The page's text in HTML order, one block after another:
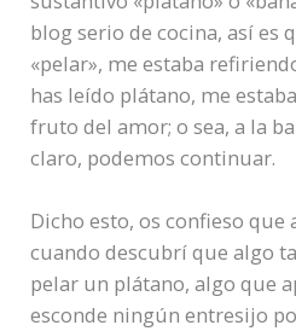
blog serio de cocina, así es
«pelar», me estaba
has leído plátano, me
fruto del amor; o sea, a la
claro, podemos continuar.
Dicho esto, os confieso que
cuando descubrí que algo
pelar un plátano, algo que
esconde ningún entresijo